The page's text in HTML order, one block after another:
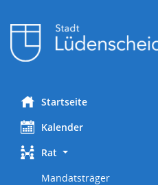
Startseite
Kalender
Rat
Mandatsträger